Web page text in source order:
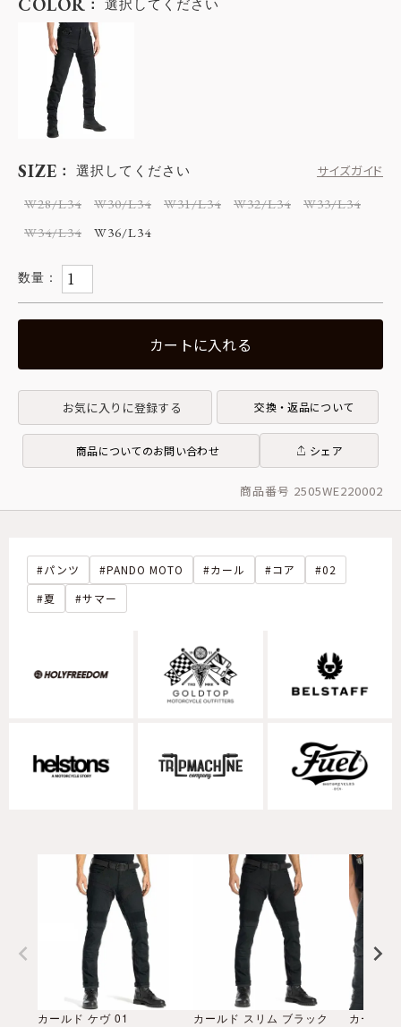
SIZE 選択してください
サイズガイド
W28/L34
W30/L34 W31/L34 W32/L34
W33/L34
W34/L34
W36/L34
COLOR 選択してください
カートに入れる
お気に入りに登録する 交換・返品について
商品についてのお問い合わせ シェア
商品番号 2505WE220002
パンツ PANDO MOTO カール コア
02
夏
サマー
カールド ケヴ 01 カールド スリム ブラック カール